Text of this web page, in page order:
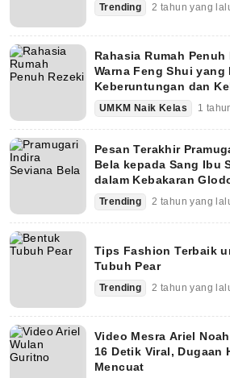
Trending 2 tahun yang
Rahasia Rumah
Warna Feng Shui yang
Keberuntungan dan
UMKM Naik Kelas 1
Pesan Terakhir
Bela kepada Sang Ibu
dalam Kebakaran
Trending 2 tahun yang
Tips Fashion Terbaik
Tubuh Pear
Trending 2 tahun yang
Video Mesra Ariel
16 Detik Viral, Dugaan
Mencuat